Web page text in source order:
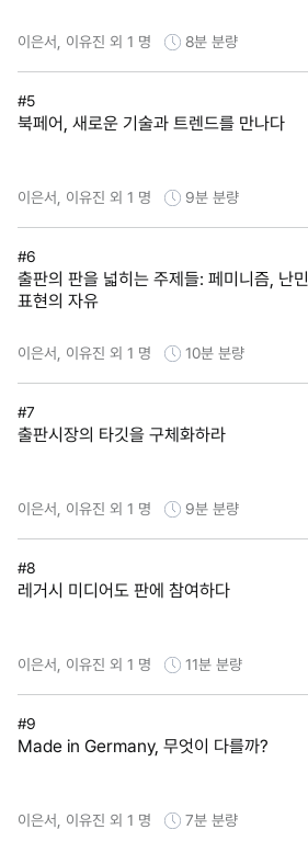
이은서, 이유진 외 1 명 8분 분량
#5
북페어, 새로운 기술과 트렌드를 만나다
이은서, 이유진 외 1 명 9분 분량
#6
출판의 판을 넓히는 주제들: 페미니즘, 난민,
표현의 자유
이은서, 이유진 외 1 명 10분 분량
#7
출판시장의 타깃을 구체화하라
이은서, 이유진 외 1 명 9분 분량
#8
레거시 미디어도 판에 참여하다
이은서, 이유진 외 1 명 11분 분량
#9
Made in Germany, 무엇이 다를까?
이은서, 이유진 외 1 명 7분 분량